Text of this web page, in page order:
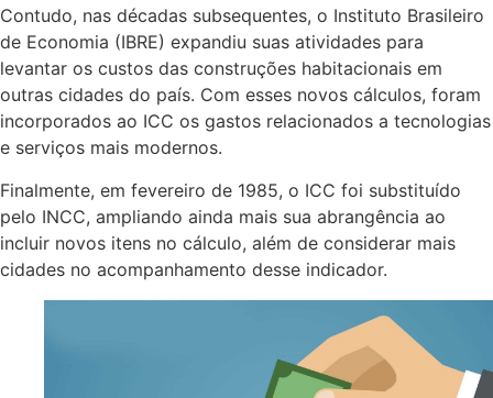
Contudo, nas décadas subsequentes, o Instituto Brasileiro
de Economia (IBRE) expandiu suas atividades para
levantar os custos das construções habitacionais em
outras cidades do país. Com esses novos cálculos, foram
incorporados ao ICC os gastos relacionados a tecnologias
e serviços mais modernos.
Finalmente, em fevereiro de 1985, o ICC foi substituído
pelo INCC, ampliando ainda mais sua abrangência ao
incluir novos itens no cálculo, além de considerar mais
cidades no acompanhamento desse indicador.